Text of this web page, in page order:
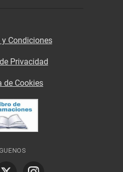
Condiciones
Privacidad
de Cookies